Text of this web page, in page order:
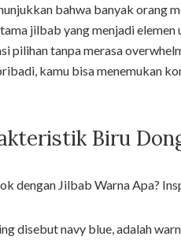
bahwa banyak orang
jilbab yang menjadi elemen
pilihan tanpa merasa
kamu bisa menemukan
Biru
disebut navy blue, adalah